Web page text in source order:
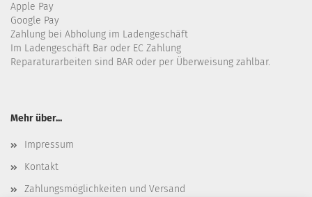
Apple Pay
Google Pay
Zahlung bei Abholung im Ladengeschäft
Im Ladengeschäft Bar oder EC Zahlung
Reparaturarbeiten sind BAR oder per Überweisung zahlbar.
Mehr über...
Impressum
Kontakt
Zahlungsmöglichkeiten und Versand